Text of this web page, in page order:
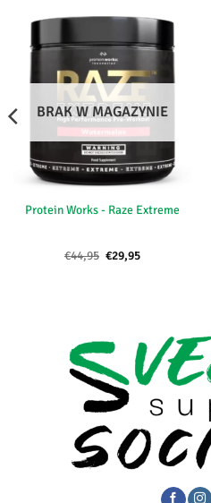
BRAK W MAGAZYNIE
Protein Works - Raze Extreme
€44,95 Pierwotna
€29,95Aktualna